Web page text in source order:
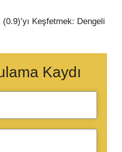
Keşfetmek: Dengeli
Kaydı